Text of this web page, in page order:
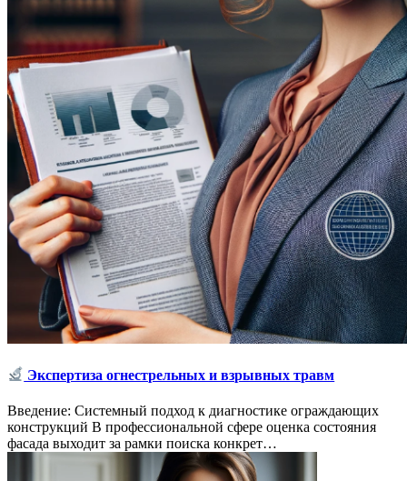
Экспертиза огнестрельных и взрывных травм
Введение: Системный подход к диагностике ограждающих
конструкций В профессиональной сфере оценка состояния
фасада выходит за рамки поиска конкрет…